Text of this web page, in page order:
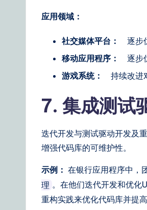
应用领域：
社交媒体平台：
逐步
移动应用程序：
逐步
游戏系统：
持续改进
7. 集成测试
迭代开发与测试驱动开发及
增强代码库的可维护性。
示例： 在银行应用程序中，
理 。在他们迭代开发和优化
重构实践来优化代码库并提高